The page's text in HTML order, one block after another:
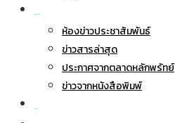
ห้องข่าวประชาสัมพันธ์
ข่าวสารล่าสุด
ประกาศจากตลาดหลักพรัทย์
ข่าวจากหนังสือพิมพ์